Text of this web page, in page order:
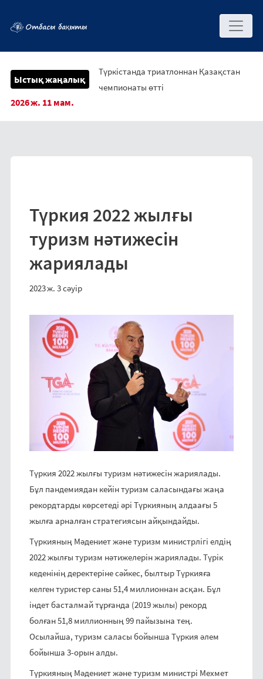
Ыстық жаңалық
Түркістанда триатлоннан Қазақстан
чемпионаты өтті
2026 ж. 11 мам.
Түркия 2022 жылғы
туризм нәтижесін
жариялады
2023 ж. 3 сәуір
Түркия 2022 жылғы туризм нәтижесін жариялады.
Бұл пандемиядан кейін туризм саласындағы жаңа
рекордтарды көрсетеді әрі Түркияның алдаағы 5
жылға арналған стратегиясын айқындайды.
Түркияның Мәдениет және туризм министрлігі елдің
2022 жылғы туризм нәтижелерін жариялады. Түрік
кеденінің деректеріне сәйкес, былтыр Түркияға
келген туристер саны 51,4 миллионнан асқан. Бұл
індет басталмай тұрғанда (2019 жылы) рекорд
болған 51,8 миллионның 99 пайызына тең.
Осылайша, туризм саласы бойынша Түркия әлем
бойынша 3-орын алды.
Түркияның Мәдениет және туризм министрі Мехмет